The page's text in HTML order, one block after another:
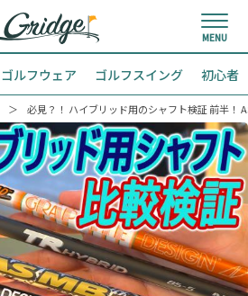
ゴルフウェア ゴルフスイング 初心者
必見？！ ハイブリッド用のシャフト検証 前半！